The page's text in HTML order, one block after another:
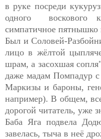
в руке посреди
одного воскового
симпатичное пятнышко
Был и Соловей-
лицо в жёлтой
шрам, а засохшая
даже мадам Помпадур
Маркизы и бароны,
например). В общем,
дорогой читатель, уже
Баба Яга подвела
завелась, тыча в неё